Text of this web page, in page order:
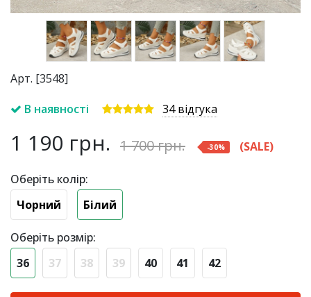
Арт. [3548]
В наявності
34 відгука
1 190 грн. 1 700грн. -30% (SALE)
Оберіть колір:
Чорний
Білий
Оберіть розмір:
36
37 38 39 40 41 42